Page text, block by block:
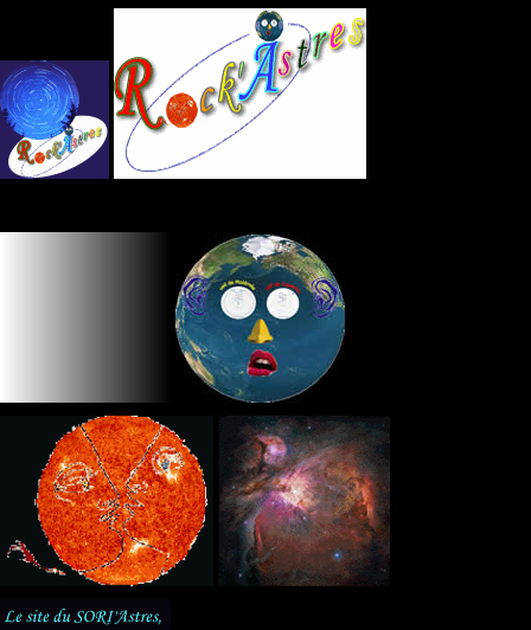
Panneau de gestion des cookies